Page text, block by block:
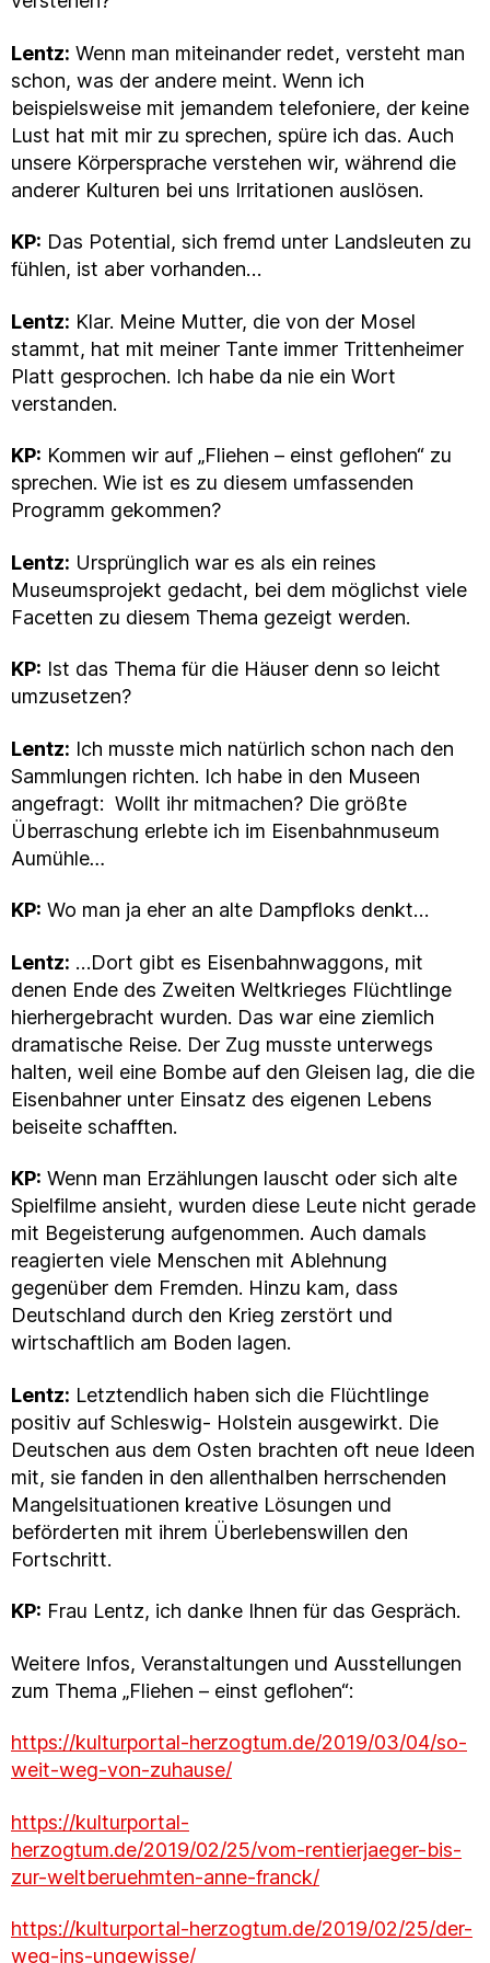
Lentz: Wenn man miteinander redet, versteht man
schon, was der andere meint. Wenn ich
beispielsweise mit jemandem telefoniere, der keine
Lust hat mit mir zu sprechen, spüre ich das. Auch
unsere Körpersprache verstehen wir, während die
anderer Kulturen bei uns Irritationen auslösen.
KP: Das Potential, sich fremd unter Landsleuten zu
fühlen, ist aber vorhanden…
Lentz: Klar. Meine Mutter, die von der Mosel
stammt, hat mit meiner Tante immer Trittenheimer
Platt gesprochen. Ich habe da nie ein Wort
verstanden.
KP: Kommen wir auf „Fliehen – einst geflohen“ zu
sprechen. Wie ist es zu diesem umfassenden
Programm gekommen?
Lentz: Ursprünglich war es als ein reines
Museumsprojekt gedacht, bei dem möglichst viele
Facetten zu diesem Thema gezeigt werden.
KP: Ist das Thema für die Häuser denn so leicht
umzusetzen?
Lentz: Ich musste mich natürlich schon nach den
Sammlungen richten. Ich habe in den Museen
angefragt: Wollt ihr mitmachen? Die größte
Überraschung erlebte ich im Eisenbahnmuseum
Aumühle…
KP: Wo man ja eher an alte Dampfloks denkt…
Lentz: …Dort gibt es Eisenbahnwaggons, mit
denen Ende des Zweiten Weltkrieges Flüchtlinge
hierhergebracht wurden. Das war eine ziemlich
dramatische Reise. Der Zug musste unterwegs
halten, weil eine Bombe auf den Gleisen lag, die die
Eisenbahner unter Einsatz des eigenen Lebens
beiseite schafften.
KP: Wenn man Erzählungen lauscht oder sich alte
Spielfilme ansieht, wurden diese Leute nicht gerade
mit Begeisterung aufgenommen. Auch damals
reagierten viele Menschen mit Ablehnung
gegenüber dem Fremden. Hinzu kam, dass
Deutschland durch den Krieg zerstört und
wirtschaftlich am Boden lagen.
Lentz: Letztendlich haben sich die Flüchtlinge
positiv auf Schleswig- Holstein ausgewirkt. Die
Deutschen aus dem Osten brachten oft neue Ideen
mit, sie fanden in den allenthalben herrschenden
Mangelsituationen kreative Lösungen und
beförderten mit ihrem Überlebenswillen den
Fortschritt.
KP: Frau Lentz, ich danke Ihnen für das Gespräch.
Weitere Infos, Veranstaltungen und Ausstellungen
zum Thema „Fliehen – einst geflohen“:
https://kulturportal-herzogtum.de/2019/03/04/so-
weit-weg-von-zuhause/
https://kulturportal-
herzogtum.de/2019/02/25/vom-rentierjaeger-bis-
zur-weltberuehmten-anne-franck/
https://kulturportal-herzogtum.de/2019/02/25/der-
weg-ins-ungewisse/